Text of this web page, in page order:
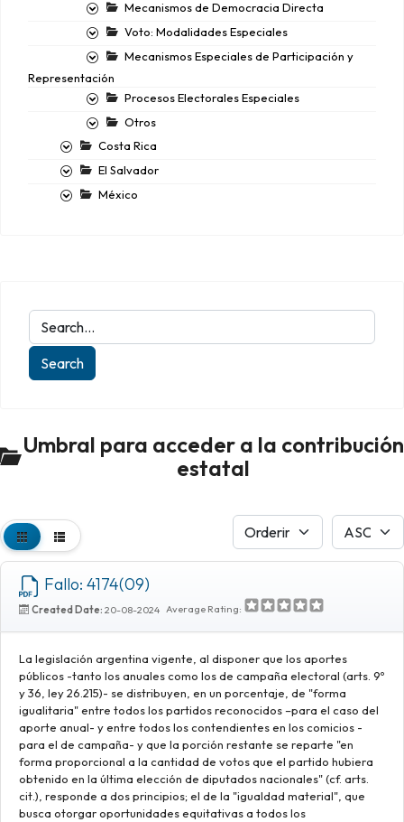
Mecanismos de Democracia Directa
Voto: Modalidades Especiales
Mecanismos Especiales de Participación y
Representación
Procesos Electorales Especiales
Otros
Costa Rica
El Salvador
México
Umbral para acceder a la contribución
estatal
Fallo: 4174(09)
Created Date: 20-08-2024 Average Rating:
La legislación argentina vigente, al disponer que los aportes
públicos -tanto los anuales como los de campaña electoral (arts. 9º
y 36, ley 26.215)- se distribuyen, en un porcentaje, de "forma
igualitaria" entre todos los partidos reconocidos –para el caso del
aporte anual- y entre todos los contendientes en los comicios -
para el de campaña- y que la porción restante se reparte "en
forma proporcional a la cantidad de votos que el partido hubiera
obtenido en la última elección de diputados nacionales" (cf. arts.
cit.), responde a dos principios; el de la "igualdad material", que
busca otorgar oportunidades equitativas a todos los